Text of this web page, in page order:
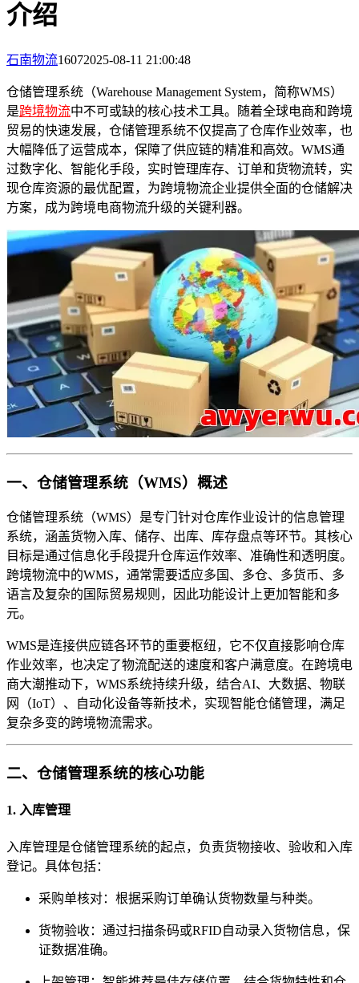
介绍
石南物流16072025-08-11 21:00:48
仓储管理系统（Warehouse Management System，简称WMS）
是跨境物流中不可或缺的核心技术工具。随着全球电商和跨境
贸易的快速发展，仓储管理系统不仅提高了仓库作业效率，也
大幅降低了运营成本，保障了供应链的精准和高效。WMS通
过数字化、智能化手段，实时管理库存、订单和货物流转，实
现仓库资源的最优配置，为跨境物流企业提供全面的仓储解决
方案，成为跨境电商物流升级的关键利器。
一、仓储管理系统（WMS）概述
仓储管理系统（WMS）是专门针对仓库作业设计的信息管理
系统，涵盖货物入库、储存、出库、库存盘点等环节。其核心
目标是通过信息化手段提升仓库运作效率、准确性和透明度。
跨境物流中的WMS，通常需要适应多国、多仓、多货币、多
语言及复杂的国际贸易规则，因此功能设计上更加智能和多
元。
WMS是连接供应链各环节的重要枢纽，它不仅直接影响仓库
作业效率，也决定了物流配送的速度和客户满意度。在跨境电
商大潮推动下，WMS系统持续升级，结合AI、大数据、物联
网（IoT）、自动化设备等新技术，实现智能仓储管理，满足
复杂多变的跨境物流需求。
二、仓储管理系统的核心功能
1. 入库管理
入库管理是仓储管理系统的起点，负责货物接收、验收和入库
登记。具体包括：
采购单核对：根据采购订单确认货物数量与种类。
货物验收：通过扫描条码或RFID自动录入货物信息，保
证数据准确。